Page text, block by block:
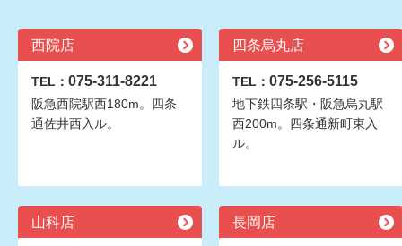
西院店
TEL： 075-311-8221
阪急西院駅西180m。四条
通佐井西入ル。
四条烏丸店
TEL： 075-256-5115
地下鉄四条駅・阪急烏丸駅
西200m。四条通新町東入
ル。
山科店 長岡店